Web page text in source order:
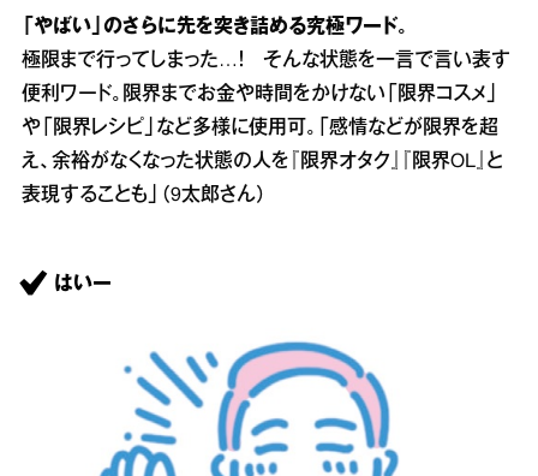
「やばい」のさらに先を突き詰める究極ワード。
極限まで行ってしまった…！ そんな状態を一言で言い表す
便利ワード。限界までお金や時間をかけない「限界コスメ」
や「限界レシピ」など多様に使用可。「感情などが限界を超
え、余裕がなくなった状態の人を『限界オタク』『限界OL』と
表現することも」（9太郎さん）
はいー